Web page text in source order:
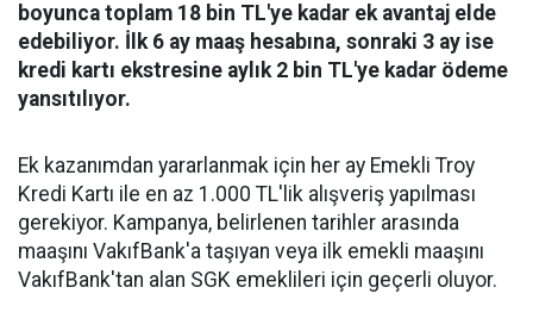
boyunca toplam 18 bin TL'ye kadar ek avantaj elde
edebiliyor. İlk 6 ay maaş hesabına, sonraki 3 ay ise
kredi kartı ekstresine aylık 2 bin TL'ye kadar ödeme
yansıtılıyor.
Ek kazanımdan yararlanmak için her ay Emekli Troy
Kredi Kartı ile en az 1.000 TL'lik alışveriş yapılması
gerekiyor. Kampanya, belirlenen tarihler arasında
maaşını VakıfBank'a taşıyan veya ilk emekli maaşını
VakıfBank'tan alan SGK emeklileri için geçerli oluyor.